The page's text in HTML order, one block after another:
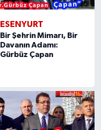
ESENYURT
Bir Şehrin Mimarı, Bir
Davanın Adamı:
Gürbüz Çapan